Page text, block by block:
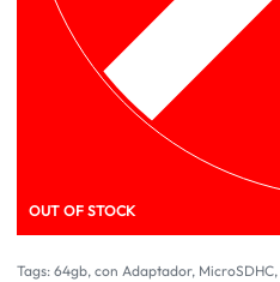
OUT OF STOCK
Tags: 64gb, con Adaptador, MicroSDHC,